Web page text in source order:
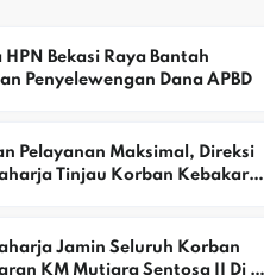
HPN Bekasi Raya Bantah
Penyelewengan Dana APBD
Pelayanan Maksimal, Direksi
Tinjau Korban Kebakaran
Jamin Seluruh Korban
KM Mutiara Sentosa II Di